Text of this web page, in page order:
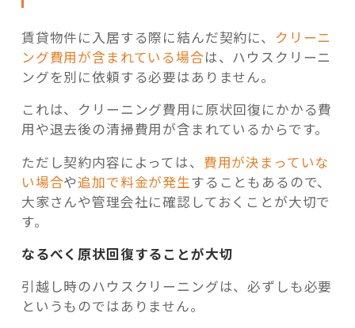
賃貸物件に入居する際に結んだ契約に、 クリーニ
ング費用が含まれている場合は、ハウスクリーニ
ングを別に依頼する必要はありません。
これは、クリーニング費用に原状回復にかかる費
用や退去後の清掃費用が含まれているからです。
ただし契約内容によっては、 費用が決まっていな
い場合や追加で料金が発生することもあるので、
大家さんや管理会社に確認しておくことが大切で
す。
なるべく原状回復することが大切
引越し時のハウスクリーニングは、必ずしも必要
というものではありません。